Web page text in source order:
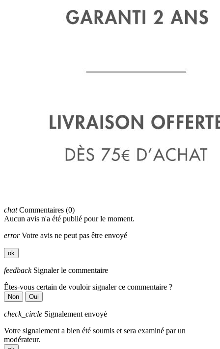
chatCommentaires (0)
Aucun avis n'a été publié pour le moment.
errorVotre avis ne peut pas être envoyé
ok
feedbackSignaler le commentaire
Êtes-vous certain de vouloir signaler ce commentaire ?
Non Oui
check_circle Signalement envoyé
Votre signalement a bien été soumis et sera examiné par un
modérateur.